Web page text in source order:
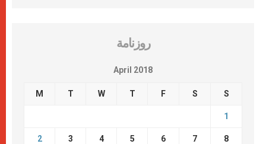
روزنامة
April 2018
M T W T F S S
1
2 3 4 5 6 7 8